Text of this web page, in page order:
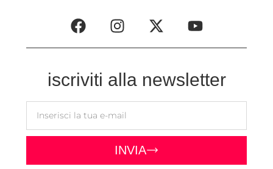
iscriviti alla newsletter
INVIA